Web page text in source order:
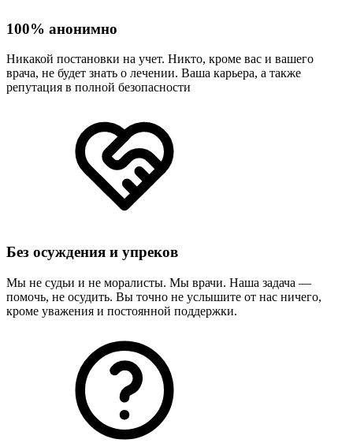
100% анонимно
Никакой постановки на учет. Никто, кроме вас и вашего
врача, не будет знать о лечении. Ваша карьера, а также
репутация в полной безопасности
Без осуждения и упреков
Мы не судьи и не моралисты. Мы врачи. Наша задача —
помочь, не осудить. Вы точно не услышите от нас ничего,
кроме уважения и постоянной поддержки.